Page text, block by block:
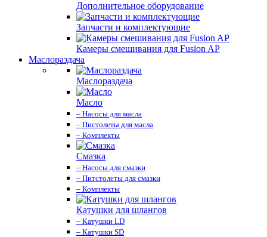
Дополнительное оборудование
Запчасти и комплектующие
Камеры смешивания для Fusion AP
Маслораздача
Маслораздача
Масло
– Насосы для масла
– Пистолеты для масла
– Комплекты
Смазка
– Насосы для смазки
– Питстолеты для смазки
– Комплекты
Катушки для шлангов
– Катушки LD
– Катушки SD